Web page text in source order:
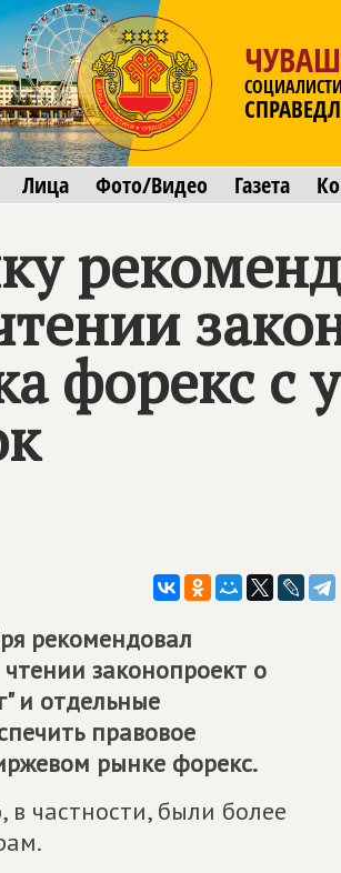
Лица Фото/Видео Газета
форекс с
рекомендовал
законопроект о
и отдельные
правовое
рынке форекс.
частности, были более